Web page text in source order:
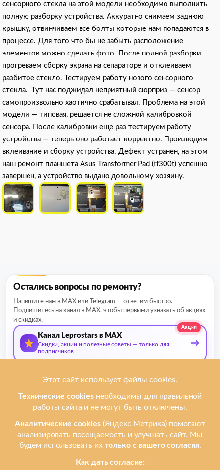
сенсорного стекла на этой модели необходимо выполнить
полную разборку устройства. Аккуратно снимаем заднюю
крышку, отвинчиваем все болты которые нам попадаются в
процессе. Для того что бы не забыть расположение
элементов можно сделать фото. После полной разборки
прогреваем сборку экрана на сепараторе и отклеиваем
разбитое стекло. Тестируем работу нового сенсорного
стекла. Тут нас поджидал неприятный сюрприз — сенсор
самопроизвольно хаотично срабатывал. Проблема на этой
модели — типовая, решается не сложной калибровкой
сенсора. После калибровки еще раз тестируем работу
устройства — теперь оно работает корректно. Производим
вклеивание и сборку устройства. Дефект устранен, на этом
наш ремонт планшета Asus Transformer Pad (tf300t) успешно
завершен, а устройство выдано довольному хозяину.
Остались вопросы по ремонту?
Напишите нам в MAX или Telegram — ответим быстро.
Подпишитесь на канал в MAX, чтобы первыми узнавать об акциях
и скидках.
Акции
Канал Leprostars в MAX
Скидки, акции и полезные советы — только для
подписчиков
→
О нас
Мы ремонтируем